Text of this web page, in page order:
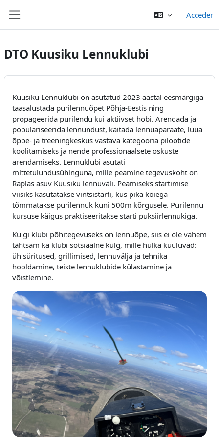
Acceder
DTO Kuusiku Lennuklubi
Kuusiku Lennuklubi on asutatud 2023 aastal eesmärgiga
taasalustada purilennuõpet Põhja-Eestis ning
propageerida purilendu kui aktiivset hobi. Arendada ja
populariseerida lennundust, käitada lennuaparaate, luua
õppe- ja treeningkeskus vastava kategooria pilootide
koolitamiseks ja nende professionaalsete oskuste
arendamiseks. Lennuklubi asutati
mittetulundusühinguna, mille peamine tegevuskoht on
Raplas asuv Kuusiku lennuväli. Peamiseks startimise
viisiks kasutatakse vintsistarti, kus pika köiega
tõmmatakse purilennuk kuni 500m kõrgusele. Purilennu
kursuse käigus praktiseeritakse starti puksiirlennukiga.
Kuigi klubi põhitegevuseks on lennuõpe, siis ei ole vähem
tähtsam ka klubi sotsiaalne külg, mille hulka kuuluvad:
ühisüritused, grillimised, lennuvälja ja tehnika
hooldamine, teiste lennuklubide külastamine ja
võistlemine.